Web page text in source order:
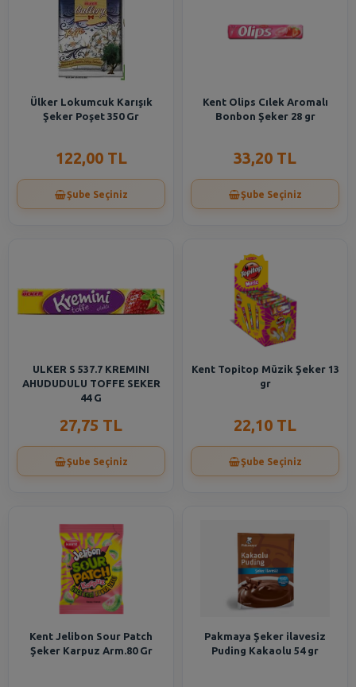
Ülker Lokumcuk Karışık
Şeker Poşet 350 Gr
122,00 TL
Şube Seçiniz
Kent Olips Cılek Aromalı
Bonbon Şeker 28 gr
33,20 TL
Şube Seçiniz
ULKER S 537.7 KREMINI
AHUDUDULU TOFFE SEKER
44 G
27,75 TL
Şube Seçiniz
Kent Topitop Müzik Şeker 13
gr
22,10 TL
Şube Seçiniz
Kent Jelibon Sour Patch
Şeker Karpuz Arm.80 Gr
Pakmaya Şeker ilavesiz
Puding Kakaolu 54 gr